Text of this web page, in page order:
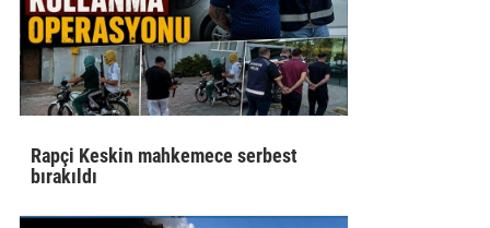
Rapçi Keskin mahkemece serbest
bırakıldı